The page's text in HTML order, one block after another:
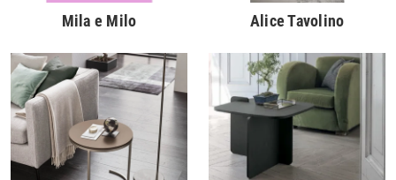
Mila e Milo Alice Tavolino